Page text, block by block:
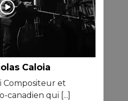
Caloia
Compositeur et
qui [...]